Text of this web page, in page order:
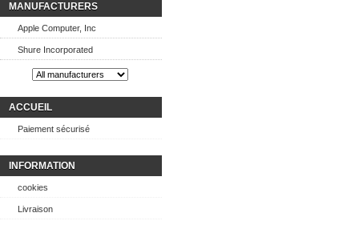
MANUFACTURERS
Apple Computer, Inc
Shure Incorporated
ACCUEIL
Paiement sécurisé
INFORMATION
cookies
Livraison